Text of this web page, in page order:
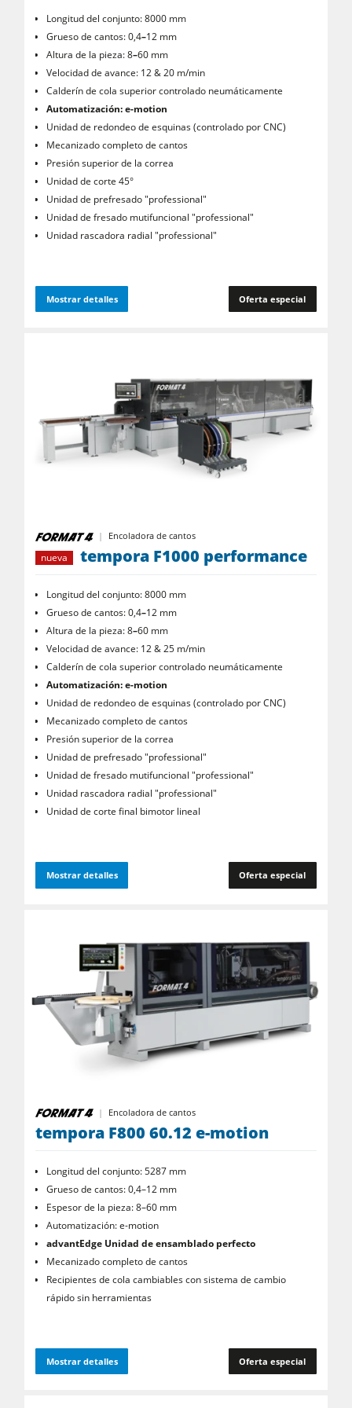
Longitud del conjunto: 8000 mm
Grueso de cantos: 0,4–12 mm
Altura de la pieza: 8–60 mm
Velocidad de avance: 12 & 20 m/min
Calderín de cola superior controlado neumáticamente
Automatización: e-motion
Unidad de redondeo de esquinas (controlado por CNC)
Mecanizado completo de cantos
Presión superior de la correa
Unidad de corte 45°
Unidad de prefresado "professional"
Unidad de fresado mutifuncional "professional"
Unidad rascadora radial "professional"
Mostrar detalles Oferta especial
Encoladora de cantos
nueva
tempora F1000 performance
Longitud del conjunto: 8000 mm
Grueso de cantos: 0,4–12 mm
Altura de la pieza: 8–60 mm
Velocidad de avance: 12 & 25 m/min
Calderín de cola superior controlado neumáticamente
Automatización: e-motion
Unidad de redondeo de esquinas (controlado por CNC)
Mecanizado completo de cantos
Presión superior de la correa
Unidad de prefresado "professional"
Unidad de fresado mutifuncional "professional"
Unidad rascadora radial "professional"
Unidad de corte final bimotor lineal
Mostrar detalles Oferta especial
Encoladora de cantos
tempora F800 60.12 e-motion
Longitud del conjunto: 5287 mm
Grueso de cantos: 0,4–12 mm
Espesor de la pieza: 8–60 mm
Automatización: e-motion
advantEdge Unidad de ensamblado perfecto
Mecanizado completo de cantos
Recipientes de cola cambiables con sistema de cambio
rápido sin herramientas
Mostrar detalles Oferta especial